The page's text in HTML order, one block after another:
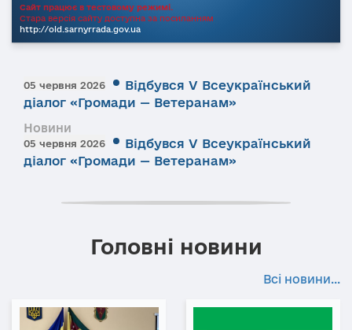
Сайт працює в тестовому режимі.
Стара версія сайту доступна за посиланням
http://old.sarnyrrada.gov.ua
05 червня 2026
Відбувся V Всеукраїнський
діалог «Громади — Ветеранам»
Новини
05 червня 2026
Відбувся V Всеукраїнський
діалог «Громади — Ветеранам»
Головні новини
Всі новини...